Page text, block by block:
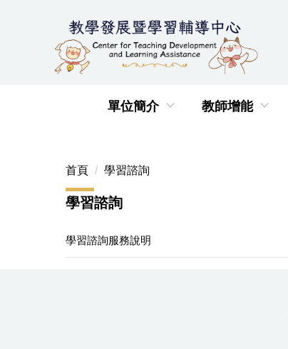
單位簡介 教師增能
首頁 學習諮詢
學習諮詢
學習諮詢服務說明